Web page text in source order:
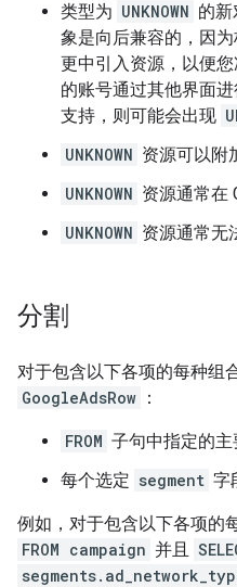
类型为 UNKNOWN 的
象是向后兼容的，因
更中引入资源，以便
的账号通过其他界面
支持，则可能会出现
UNKNOWN 资源可以附
UNKNOWN 资源通常在
UNKNOWN 资源通常无
分割
对于包含以下各项的每种组
GoogleAdsRow ：
FROM 子句中指定的
每个选定 segment 字
例如，对于包含以下各项的
FROM campaign 并且